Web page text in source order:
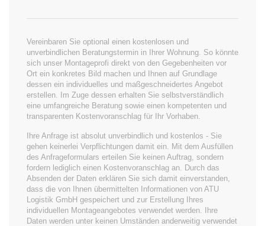
Vereinbaren Sie optional einen kostenlosen und
unverbindlichen Beratungstermin in Ihrer Wohnung. So könnte
sich unser Montageprofi direkt von den Gegebenheiten vor
Ort ein konkretes Bild machen und Ihnen auf Grundlage
dessen ein individuelles und maßgeschneidertes Angebot
erstellen. Im Zuge dessen erhalten Sie selbstverständlich
eine umfangreiche Beratung sowie einen kompetenten und
transparenten Kostenvoranschlag für Ihr Vorhaben.
Ihre Anfrage ist absolut unverbindlich und kostenlos - Sie
gehen keinerlei Verpflichtungen damit ein. Mit dem Ausfüllen
des Anfrageformulars erteilen Sie keinen Auftrag, sondern
fordern lediglich einen Kostenvoranschlag an. Durch das
Absenden der Daten erklären Sie sich damit einverstanden,
dass die von Ihnen übermittelten Informationen von ATU
Logistik GmbH gespeichert und zur Erstellung Ihres
individuellen Montageangebotes verwendet werden. Ihre
Daten werden unter keinen Umständen anderweitig verwendet